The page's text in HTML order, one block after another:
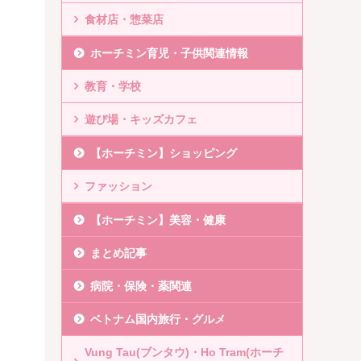
食材店・惣菜店
ホーチミン育児・子供関連情報
教育・学校
遊び場・キッズカフェ
【ホーチミン】ショッピング
ファッション
【ホーチミン】美容・健康
まとめ記事
病院・保険・薬関連
ベトナム国内旅行・グルメ
Vung Tau(ブンタウ)・Ho Tram(ホーチ